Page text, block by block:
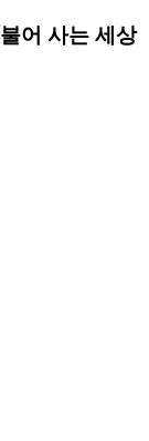
어 사는 세상